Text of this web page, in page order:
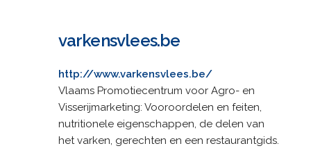
varkensvlees.be
http://www.varkensvlees.be/
Vlaams Promotiecentrum voor Agro- en
Visserijmarketing: Vooroordelen en feiten,
nutritionele eigenschappen, de delen van
het varken, gerechten en een restaurantgids.